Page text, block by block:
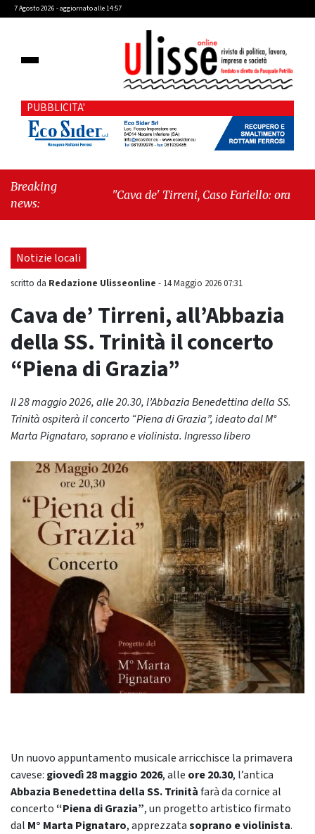
7 Agosto 2026 - aggiornato alle 14:57
PUBBLICITA'
Breaking
news:
"Cava de' Tirreni, Caso Fariello: ora torniamo
Notizie locali
scritto da Redazione Ulisseonline - 14 Maggio 2026 07:31
Cava de’ Tirreni, all’Abbazia
della SS. Trinità il concerto
“Piena di Grazia”
Il 28 maggio 2026, alle 20.30, l’Abbazia Benedettina della SS.
Trinità ospiterà il concerto “Piena di Grazia”, ideato dal M°
Marta Pignataro, soprano e violinista. Ingresso libero
Un nuovo appuntamento musicale arricchisce la primavera
cavese: giovedì 28 maggio 2026, alle ore 20.30, l’antica
Abbazia Benedettina della SS. Trinitàfarà da cornice al
concerto“Piena di Grazia”, un progetto artistico firmato
dal M° Marta Pignataro, apprezzatasoprano e violinista.